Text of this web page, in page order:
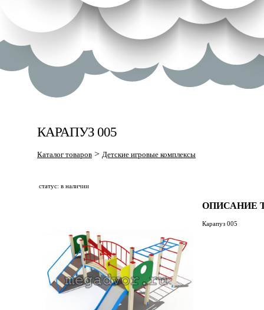
КАРАПУЗ 005
Каталог товаров > Детские игровые комплексы
статус: в наличии
ОПИСАНИЕ
Карапуз 005